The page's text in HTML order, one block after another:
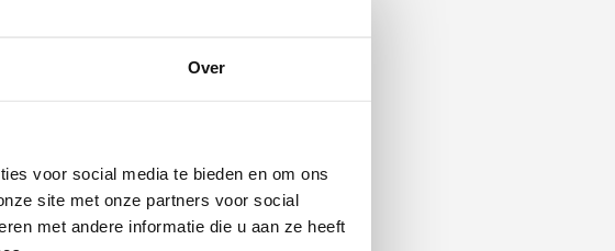
Over
voor social media te bieden en om ons
site met onze partners voor social
met andere informatie die u aan ze heeft